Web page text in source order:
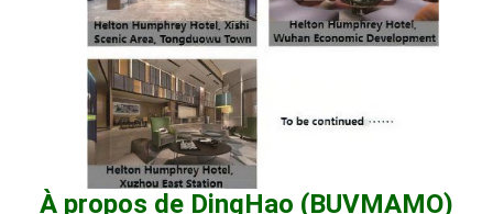
À propos de DingHao (BUVMAMO)